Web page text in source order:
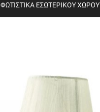
ΦΩΤΙΣΤΙΚΆ ΕΣΩΤΕΡΙΚΟΎ ΧΏΡΟΥ